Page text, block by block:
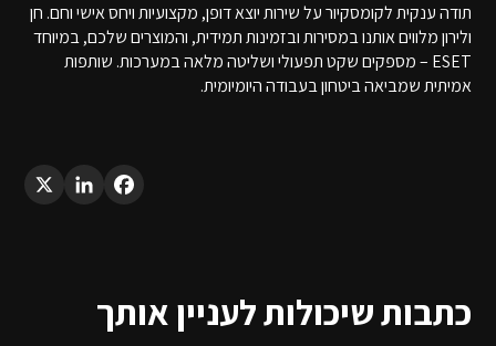
תודה ענקית לקומסקיור על שירות יוצא דופן, מקצועיות ויחס אישי וחם. חן
ולירון מלווים אותנו במסירות ובזמינות תמידית, והמוצרים שלכם, במיוחד
ESET – מספקים שקט תפעולי ושליטה מלאה במערכות. שותפות
אמיתית שמביאה ביטחון בעבודה היומיומית.
Facebook
LinkedIn
X
כתבות שיכולות לעניין אותך